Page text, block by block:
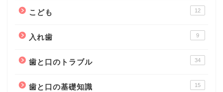
こども 12
入れ歯 9
歯と口のトラブル 34
歯と口の基礎知識 15